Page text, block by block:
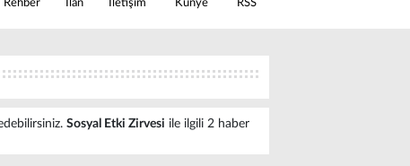
Rehber İlan İletişim Künye RSS
Sosyal Etki Zirvesi ile ilgili 2 haber